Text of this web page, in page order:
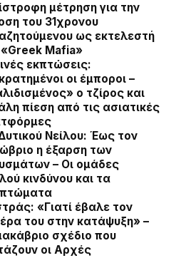
μέτρηση για την
του 31χρονου
ως εκτελεστή
Mafia»
εκπτώσεις:
οι έμποροι –
ο τζίρος και
πίεση από τις ασιατικές
Δυτικού Νείλου: Έως τον
η έξαρση των
– Οι ομάδες
κινδύνου και τα
«Γιατί έβαλε τον
του στην κατάψυξη» –
σχέδιο που
οι Αρχές